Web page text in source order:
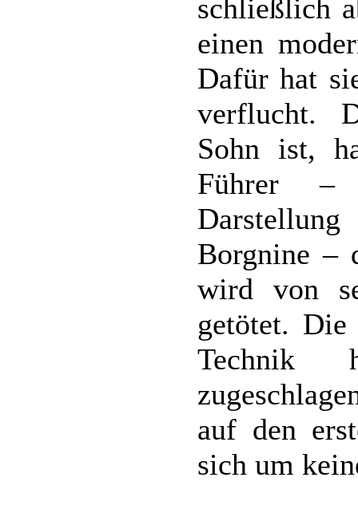
schließlich
einen
Dafür hat
verflucht.
Sohn ist,
Führer –
Borgnine –
wird von
getötet.
Technik
auf den
sich um